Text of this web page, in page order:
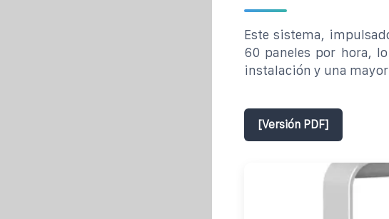
Este sistema,
60 paneles por hora,
instalación y una
[Versión PDF]